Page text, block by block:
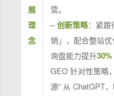
展
理
念
营。
–创新策略：紧跟
销」，配合整站
询盘能力提升
GEO 针对性策略
源” 从 ChatGPT